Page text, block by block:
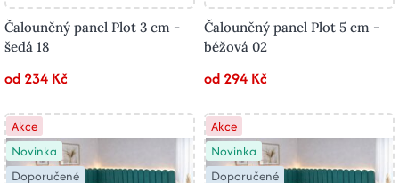
Čalouněný panel Plot 3 cm -
šedá 18
od 234 Kč
Čalouněný panel Plot 5 cm -
béžová 02
od 294 Kč
Akce
Novinka
Doporučené
Akce
Novinka
Doporučené